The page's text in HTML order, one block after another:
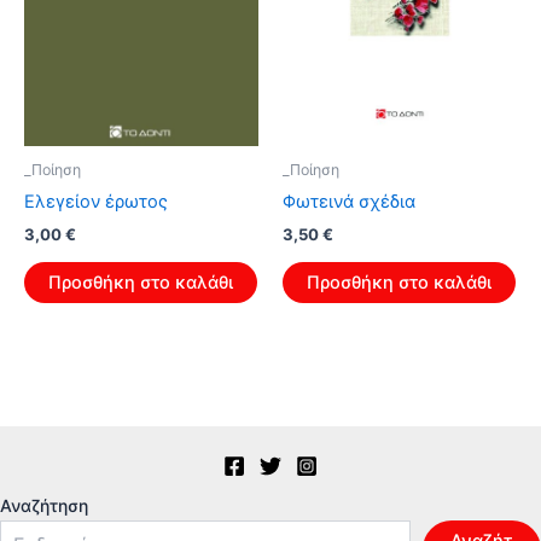
_Ποίηση
Ελεγείον έρωτος
Original
was:
4,80 €.
3,00€
τιμή
είναι:
Προσθήκη στο καλάθι
_Ποίηση
Φωτεινά σχέδια
Original
was:
5,60 €.
3,50€
τιμή
είναι:
Προσθήκη στο καλάθι
Αναζήτηση